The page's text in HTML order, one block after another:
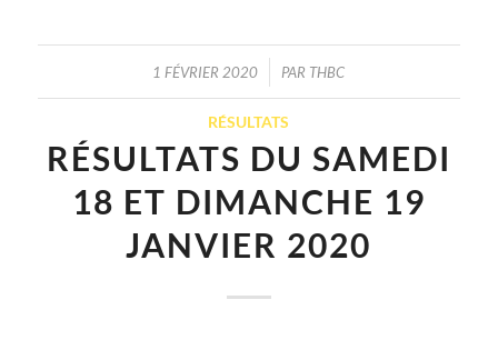
1 FÉVRIER 2020
/ PAR THBC
RÉSULTATS
RÉSULTATS DU SAMEDI
18 ET DIMANCHE 19
JANVIER 2020